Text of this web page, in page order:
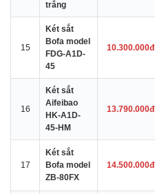
trắng
15
Két sắt
Bofa model
FDG-A1D-
45
10.300.000đ
16
Két sắt
Aifeibao
HK-A1D-
45-HM
13.790.000đ
17
Két sắt
Bofa model
ZB-80FX
14.500.000đ